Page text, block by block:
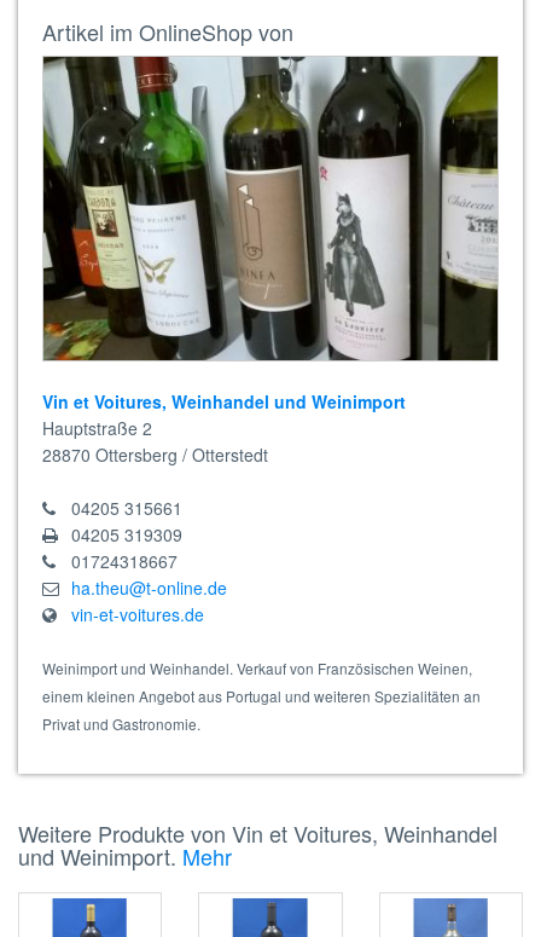
Artikel im OnlineShop von
Vin et Voitures, Weinhandel und Weinimport
Hauptstraße 2
28870 Ottersberg / Otterstedt
04205 315661
04205 319309
01724318667
ha.theu@t-online.de
vin-et-voitures.de
Weinimport und Weinhandel. Verkauf von Französischen Weinen,
einem kleinen Angebot aus Portugal und weiteren Spezialitäten an
Privat und Gastronomie.
Weitere Produkte von Vin et Voitures, Weinhandel
und Weinimport. Mehr